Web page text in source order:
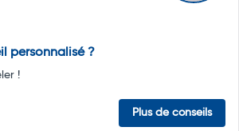
personnalisé ?
!
Plus de conseils